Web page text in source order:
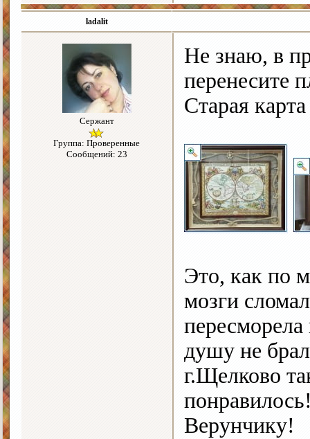
ladalit
Сержант
Группа: Проверенные
Сообщений: 23
Не знаю, в
перенесите
Старая
Это, как по
мозги
пересморела
душу не
г.Щелково
Верунчику!